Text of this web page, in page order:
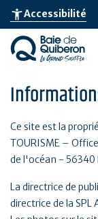
Aller
au
contenu
principal
accessibility_newAccessibilité
Ce site est la
TOURISME –
de l'océan - 56340
La directrice de
directrice de la SPL